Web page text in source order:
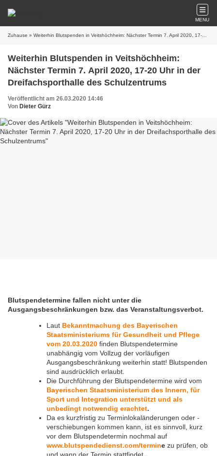
MENU
Zuhause » Weiterhin Blutspenden in Veitshöchheim: Nächster Termin 7. April 2020, 17-20 Uhr in der Dreifachsporthalle des Schulzentrums
Weiterhin Blutspenden in Veitshöchheim:
Nächster Termin 7. April 2020, 17-20 Uhr in der
Dreifachsporthalle des Schulzentrums
Veröffentlicht am 26.03.2020 14:46
Von Dieter Gürz
Blutspendetermine fallen nicht unter die
Ausgangsbeschränkungen bzw. das Veranstaltungsverbot.
Laut Bekanntmachung des Bayerischen
Staatsministeriums für Gesundheit und Pflege
vom 20.03.2020 finden Blutspendetermine
unabhängig vom Vollzug der vorläufigen
Ausgangsbeschränkung weiterhin statt! Blutspenden
sind ausdrücklich erlaubt.
Die Durchführung der Blutspendetermine wird vom
Bayerischen Staatsministerium des Innern, für
Sport und Integration unterstützt und als
unbedingt notwendig erachtet.
Da es kurzfristig zu Terminlokaländerungen oder -
verschiebungen kommen kann, ist es sinnvoll, kurz
vor dem Blutspendetermin nochmal auf
www.blutspendedienst.com/termine zu prüfen, ob